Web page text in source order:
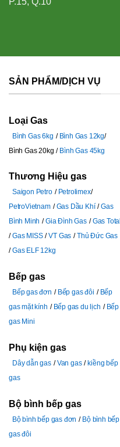
SẢN PHẨM/DỊCH VỤ
Loại Gas
Bình Gas 6kg
Bình Gas 12kg
Bình Gas 20kg
Bình Gas 45kg
Thương Hiệu gas
Saigon Petro
Petrolimex
PetroVietnam
Gas Dầu Khí
Gas
Bình Minh
Gia Đình Gas
Gas Total
Gas MISS
VT Gas
Thủ Đức Gas
Gas ELF 12kg
Bếp gas
Bếp gas đơn Bếp gas đôi
Bếp
gas mặt kính
Bếp gas du lịch
Bếp
gas Mini
Phụ kiện gas
Dây dẫn gas Van gas
kiềng bếp
gas
Bộ bình bếp gas
Bộ bình bếp gas đơn
Bộ bình bếp
gas đôi